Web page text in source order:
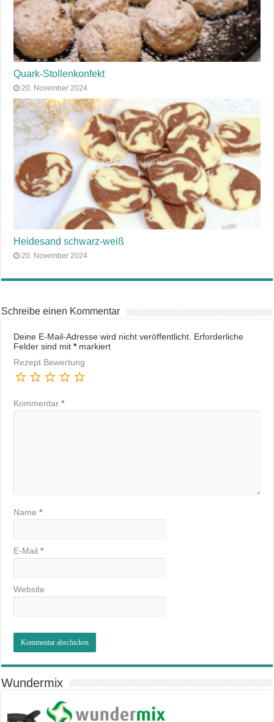
Quark-Stollenkonfekt
20. November 2024
Heidesand schwarz-weiß
20. November 2024
Schreibe einen Kommentar
Deine E-Mail-Adresse wird nicht veröffentlicht. Erforderliche
Felder sind mit*markiert
Rezept Bewertung
Kommentar*
Name*
E-Mail*
Website
Wundermix